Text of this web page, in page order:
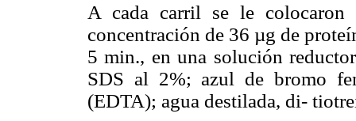
A cada carril se le
concentración de 36 µg de
5 min., en una solución
SDS al 2%; azul de bromo
(EDTA); agua destilada, di-